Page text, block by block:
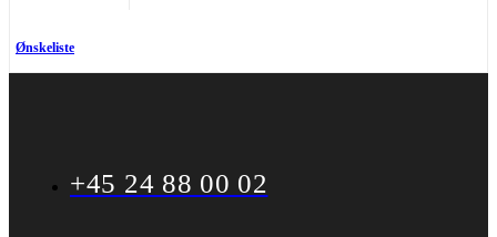
Ønskeliste
+45 24 88 00 02